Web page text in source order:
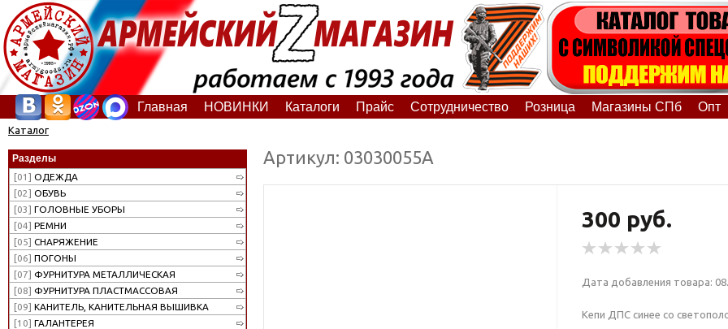
Главная НОВИНКИ Каталоги Прайс Сотрудничество Розница Магазины СПб Опт
Каталог
Разделы
[01] ОДЕЖДА
[02] ОБУВЬ
[03] ГОЛОВНЫЕ УБОРЫ
[04] РЕМНИ
[05] СНАРЯЖЕНИЕ
[06] ПОГОНЫ
[07] ФУРНИТУРА МЕТАЛЛИЧЕСКАЯ
[08] ФУРНИТУРА ПЛАСТМАССОВАЯ
[09] КАНИТЕЛЬ, КАНИТЕЛЬНАЯ ВЫШИВКА
[10] ГАЛАНТЕРЕЯ
Артикул: 03030055А
300 руб.
Дата добавления товара:
Кепи ДПС синее со